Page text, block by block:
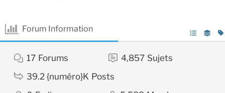
Forum Information
17 Forums 4,857 Sujets
39.2 {numéro}K Posts